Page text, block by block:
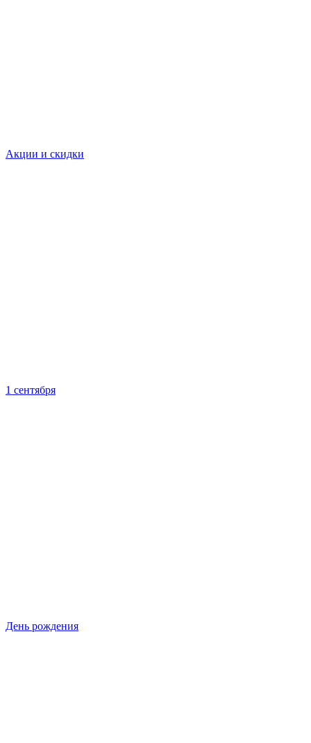
Акции и скидки
1 сентября
День рождения